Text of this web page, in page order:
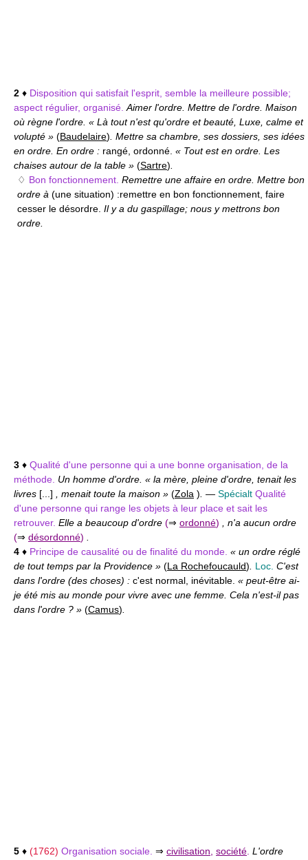
2 ♦ Disposition qui satisfait l'esprit, semble la meilleure possible;
aspect régulier, organisé. Aimer l'ordre. Mettre de l'ordre. Maison
où règne l'ordre. « Là tout n'est qu'ordre et beauté, Luxe, calme et
volupté » (Baudelaire) . Mettre sa chambre, ses dossiers, ses idées
en ordre. En ordre : rangé, ordonné. « Tout est en ordre. Les
chaises autour de la table » (Sartre)
♢ Bon fonctionnement. Remettre une affaire en ordre. Mettre bon
ordre à (une situation) :remettre en bon fonctionnement, faire
cesser le désordre. Il y a du gaspillage; nous y mettrons bon
ordre.
3 ♦ Qualité d'une personne qui a une bonne organisation, de la
méthode. Un homme d'ordre. « la mère, pleine d'ordre, tenait les
livres [...] , menait toute la maison » (Zola ) — Spécialt Qualité
d'une personne qui range les objets à leur place et sait les
retrouver. Elle a beaucoup d'ordre (⇒ ordonné) , n'a aucun ordre
(⇒ désordonné)
4 ♦ Principe de causalité ou de finalité du monde. « un ordre réglé
de tout temps par la Providence » (La Rochefoucauld) Loc. C'est
dans l'ordre (des choses) : c'est normal, inévitable. « peut-être ai-
je été mis au monde pour vivre avec une femme. Cela n'est-il pas
dans l'ordre ? » (Camus)
5 ♦ (1762) Organisation sociale. ⇒ civilisation société L'ordre